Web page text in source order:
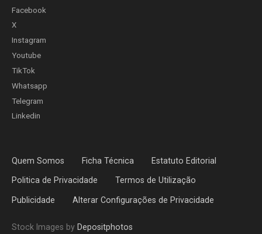
Facebook
X
Instagram
Youtube
TikTok
Whatsapp
Telegram
Linkedin
Quem Somos Ficha Técnica Estatuto Editorial
Politica de Privacidade Termos de Utilização
Publicidade Alterar Configurações de Privacidade
Stock Images by Depositphotos